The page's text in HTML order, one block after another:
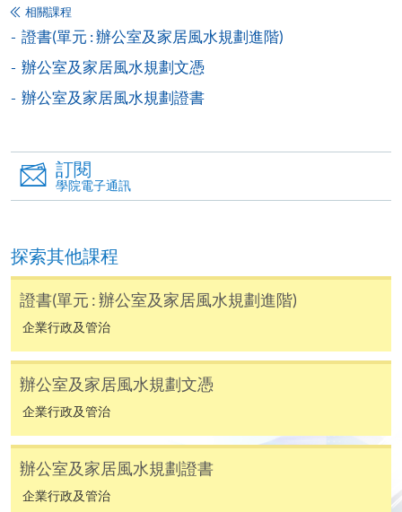
申請表
報名辦法
大部份公開招生的課程(以先到先得形式報名的課程)。
申請人可在網上使用「繳費靈」(PPS) (不適用於手
信支付」(Online WeChat Pay) 、「支付寶」(Online
Alipay) 或 「轉數快」(FPS) 繳付學費。
報讀新課程
填寫網上報名表格
申請人可按該課程網頁的右上角的
後按照指示填妥網上報名表格。
某些課程須甄選入學，並要求申請人上載課程網頁
相關課程
證書(單元 : 辦公室及家居風水規劃進階)
辦公室及家居風水規劃文憑
辦公室及家居風水規劃證書
訂閱
學院電子通訊
探索其他課程
證書(單元 : 辦公室及家居風水規劃進階)
企業行政及管治
辦公室及家居風水規劃文憑
企業行政及管治
辦公室及家居風水規劃證書
企業行政及管治